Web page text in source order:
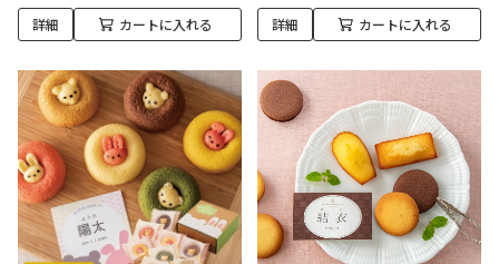
詳細 カートに入れる 詳細 カートに入れる